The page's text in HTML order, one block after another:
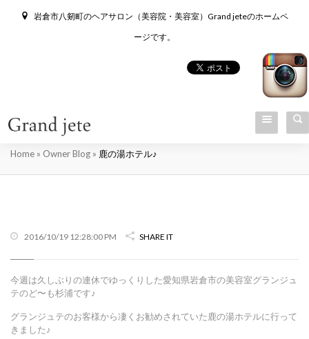
岩倉市八剱町のヘアサロン（美容院・美容室）Grand jeteのホームペ
ージです。
鹿の湯ホテル♪
Home » Owner Blog » 鹿の湯ホテル♪
2016/10/19 12:28:00 PM SHARE IT
今週は久しぶりの連休でゆっくりした愛知県岩倉市の美容室グランジュ
テのど〜も杉浦です♪
グランジュテのお客様から凄くお勧めされていた鹿の湯ホテルに行って
きました♪